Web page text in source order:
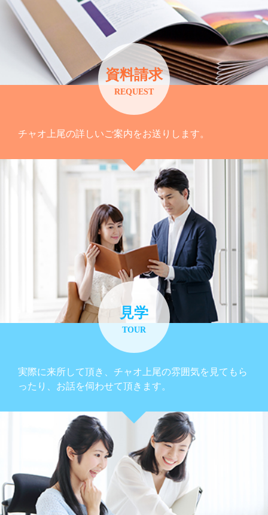
資料請求
REQUEST
チャオ上尾の詳しいご案内をお送りします。
見学
TOUR
実際に来所して頂き、チャオ上尾の雰囲気を見てもら
ったり、お話を伺わせて頂きます。